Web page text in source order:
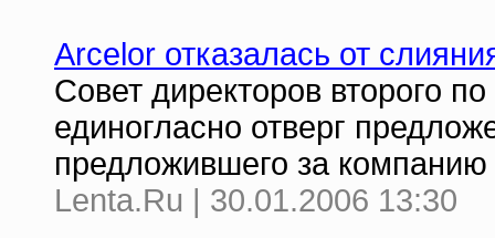
Arcelor отказалась от
Совет директоров второго
единогласно отверг
предложившего за
Lenta.Ru | 30.01.2006 13:30